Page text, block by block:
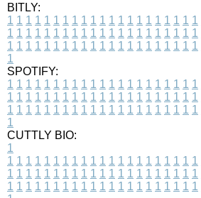
BITLY:
1 1 1 1 1 1 1 1 1 1 1 1 1 1 1 1 1 1 1 1 1
1 1 1 1 1 1 1 1 1 1 1 1 1 1 1 1 1 1 1 1 1
1 1 1 1 1 1 1 1 1 1 1 1 1 1 1 1 1 1 1 1 1
1
SPOTIFY:
1 1 1 1 1 1 1 1 1 1 1 1 1 1 1 1 1 1 1 1 1
1 1 1 1 1 1 1 1 1 1 1 1 1 1 1 1 1 1 1 1 1
1 1 1 1 1 1 1 1 1 1 1 1 1 1 1 1 1 1 1 1 1
1
CUTTLY BIO:
1
1 1 1 1 1 1 1 1 1 1 1 1 1 1 1 1 1 1 1 1 1
1 1 1 1 1 1 1 1 1 1 1 1 1 1 1 1 1 1 1 1 1
1 1 1 1 1 1 1 1 1 1 1 1 1 1 1 1 1 1 1 1 1